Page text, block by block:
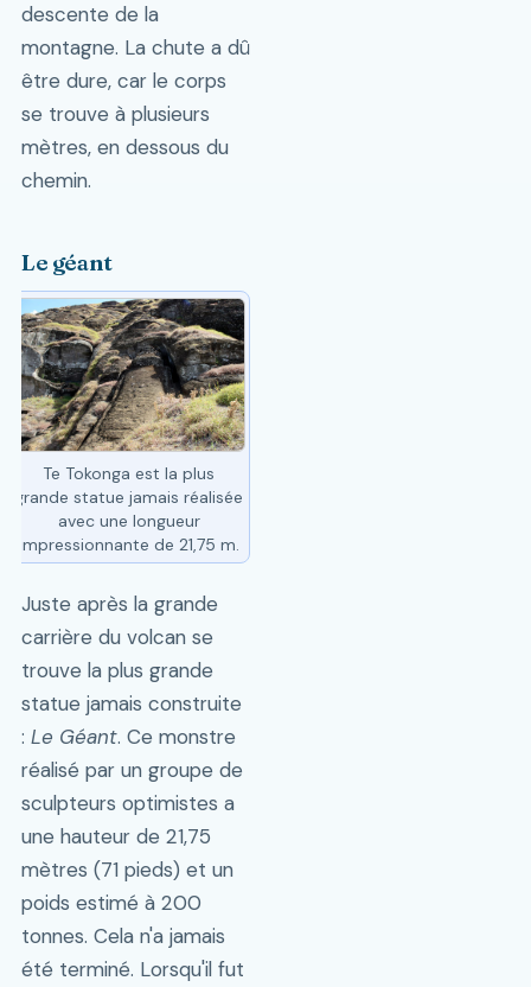
descente de la
montagne. La chute a dû
être dure, car le corps
se trouve à plusieurs
mètres, en dessous du
chemin.
Le géant
Te Tokonga est la plus
grande statue jamais réalisée
avec une longueur
impressionnante de 21,75 m.
Juste après la grande
carrière du volcan se
trouve la plus grande
statue jamais construite
: Le Géant. Ce monstre
réalisé par un groupe de
sculpteurs optimistes a
une hauteur de 21,75
mètres (71 pieds) et un
poids estimé à 200
tonnes. Cela n'a jamais
été terminé. Lorsqu'il fut